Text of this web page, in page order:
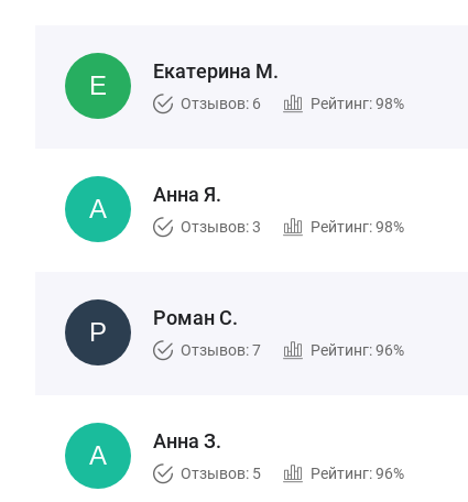
Екатерина М.
Отзывов: 6 Рейтинг: 98%
Анна Я.
Отзывов: 3 Рейтинг: 98%
Роман С.
Отзывов: 7 Рейтинг: 96%
Анна З.
Отзывов: 5 Рейтинг: 96%